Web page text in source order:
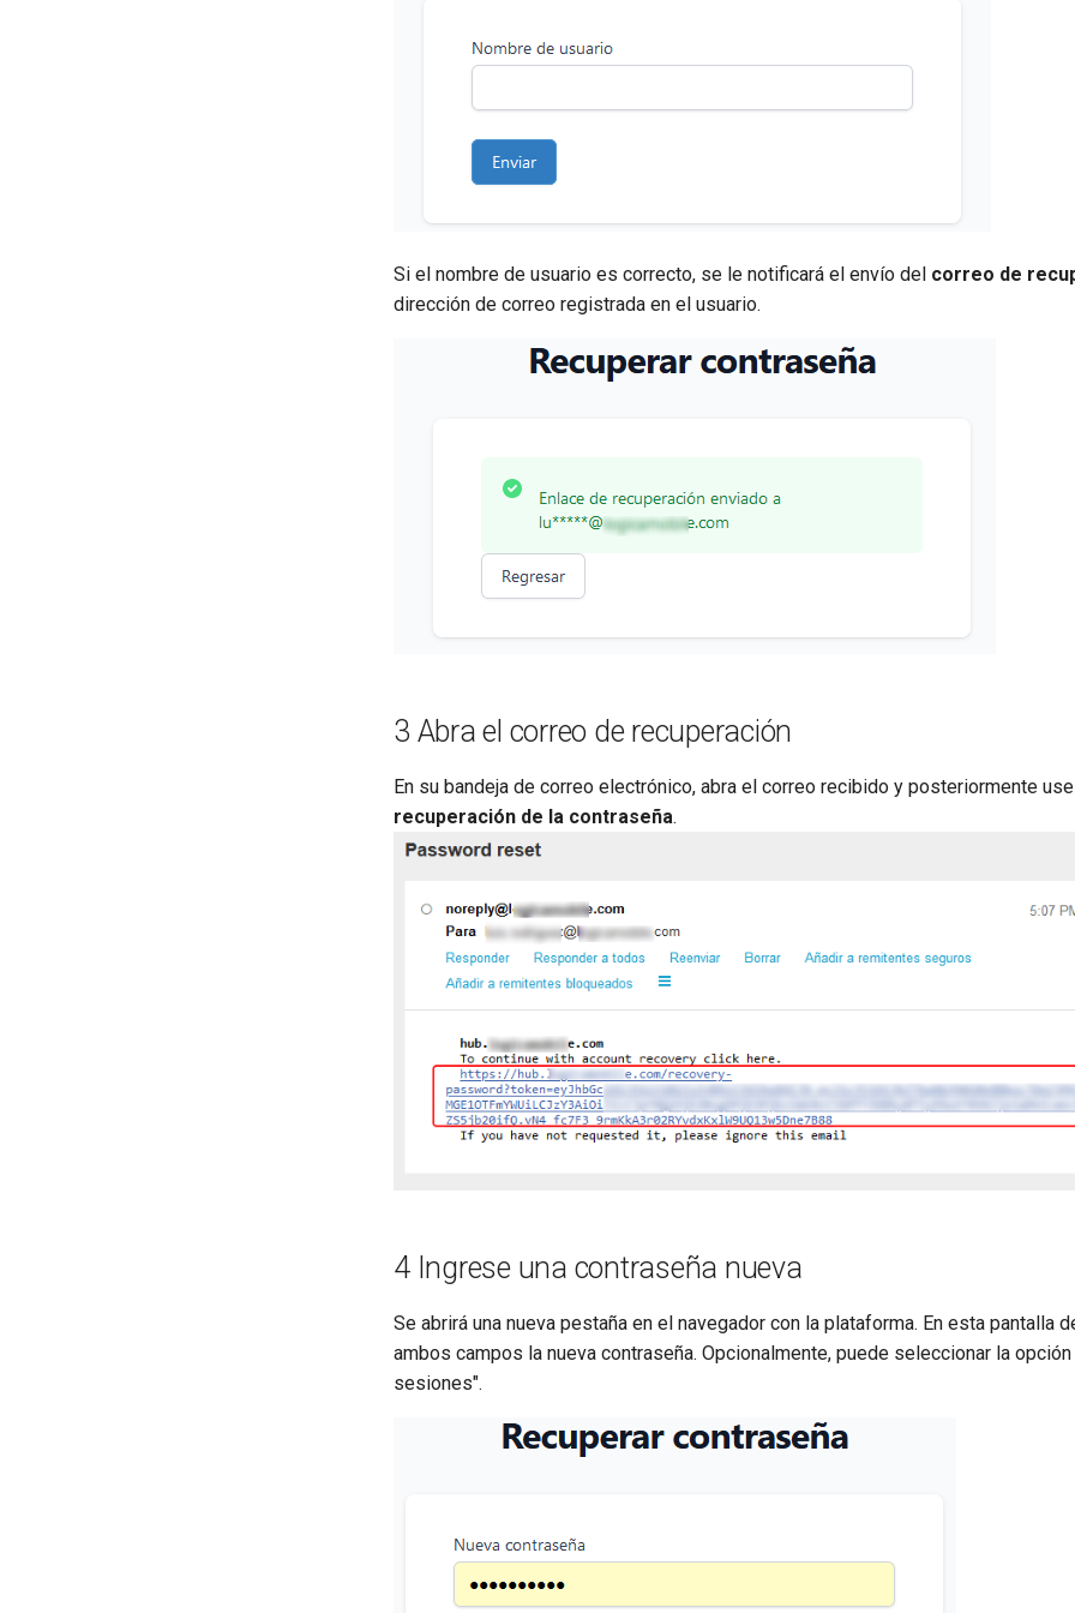
Si el nombre de usuario es correcto, se le notificará el envío del correo de
dirección de correo registrada en el usuario.
3 Abra el correo de recuperación
En su bandeja de correo electrónico, abra el correo recibido y posteriormente
recuperación de la contraseña.
4 Ingrese una contraseña nueva
Se abrirá una nueva pestaña en el navegador con la plataforma. En esta pantalla
ambos campos la nueva contraseña. Opcionalmente, puede seleccionar la opción
sesiones".